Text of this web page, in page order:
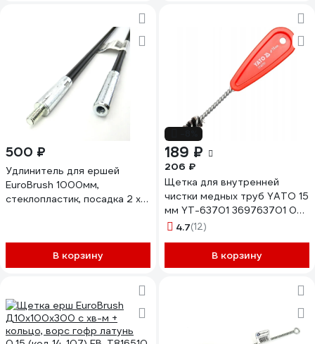
500 ₽
Удлинитель для ершей
EuroBrush 1000мм,
стеклопластик, посадка 2 х
В корзину
189 ₽
206 ₽
Щетка для внутренней
чистки медных труб YATO 15
мм YT-63701 369763701 092
1
4.7(12)
В корзину